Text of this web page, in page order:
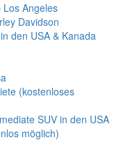
Angeles
Davidson
den USA & Kanada
(kostenloses
SUV in den USA
möglich)